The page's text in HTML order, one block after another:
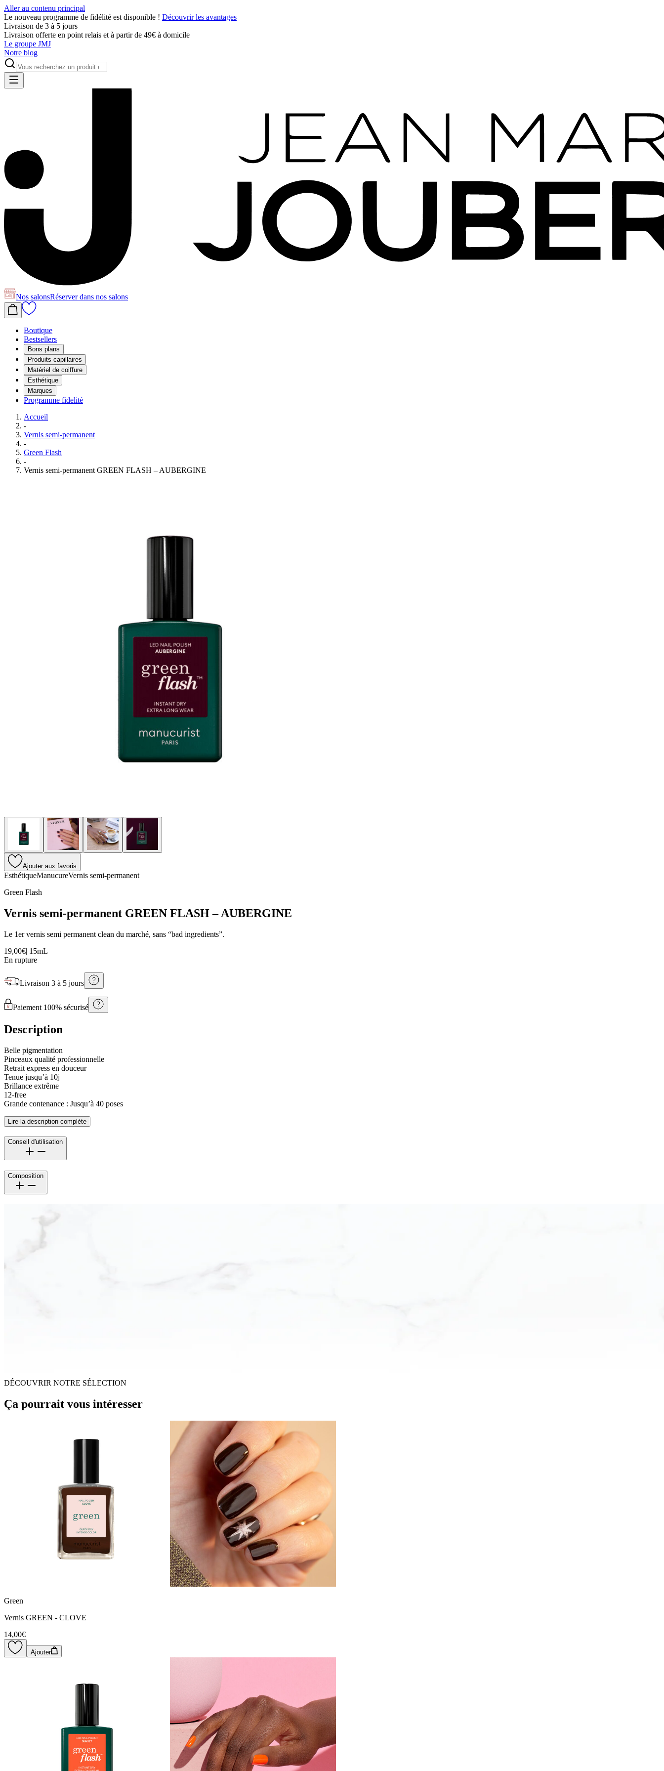
Aller au contenu principal
Le nouveau programme de fidélité est disponible ! Découvrir les avantages
Livraison de 3 à 5 jours
Livraison offerte en point relais et à partir de 49€ à domicile
Le groupe JMJ
Notre blog
Nos salonsRéserverdans nos salons
Boutique
Bestsellers
Bons plans
Produits capillaires
Matériel de coiffure
Esthétique
Marques
Programme fidelité
Accueil
-
Vernis semi-permanent
-
Green Flash
-
Vernis semi-permanent GREEN FLASH – AUBERGINE
Ajouter aux favoris
EsthétiqueManucureVernis semi-permanent
Green Flash
Vernis semi-permanent GREEN FLASH – AUBERGINE
Le 1er vernis semi permanent clean du marché, sans “bad ingredients”.
19,00€| 15mL
En rupture
Livraison 3 à 5 jours
Paiement 100% sécurisé
Description
Belle pigmentation
Pinceaux qualité professionnelle
Retrait express en douceur
Tenue jusqu’à 10j
Brillance extrême
12-free
Grande contenance : Jusqu’à 40 poses
Lire la description complète
Conseil d'utilisation
Composition
DÉCOUVRIR NOTRE SÉLECTION
Ça pourrait vous intéresser
Green
Vernis GREEN - CLOVE
14,00€
Ajouter